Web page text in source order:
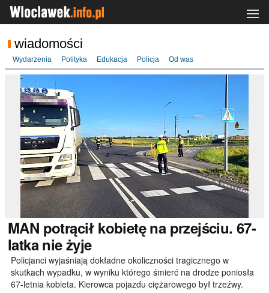
wiadomości
Wydarzenia Polityka Edukacja Policja Od was
MAN potrącił kobietę na przejściu. 67-
latka nie żyje
Policjanci wyjaśniają dokładne okoliczności tragicznego w
skutkach wypadku, w wyniku którego śmierć na drodze poniosła
67-letnia kobieta. Kierowca pojazdu ciężarowego był trzeźwy.